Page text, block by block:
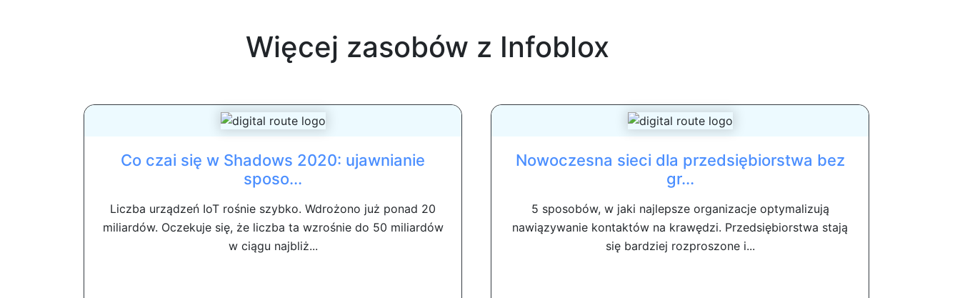
Więcej zasobów z Infoblox
Co czai się w Shadows 2020: ujawnianie
sposo...
Liczba urządzeń IoT rośnie szybko. Wdrożono już ponad 20
miliardów. Oczekuje się, że liczba ta wzrośnie do 50 miliardów
w ciągu najbliż...
Nowoczesna sieci dla przedsiębiorstwa bez
gr...
5 sposobów, w jaki najlepsze organizacje optymalizują
nawiązywanie kontaktów na krawędzi. Przedsiębiorstwa stają
się bardziej rozproszone i...